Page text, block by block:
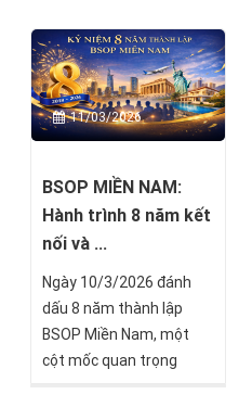
11/03/2026
BSOP MIỀN NAM:
Hành trình 8 năm kết
nối và ...
Ngày 10/3/2026 đánh
dấu 8 năm thành lập
BSOP Miền Nam, một
cột mốc quan trọng